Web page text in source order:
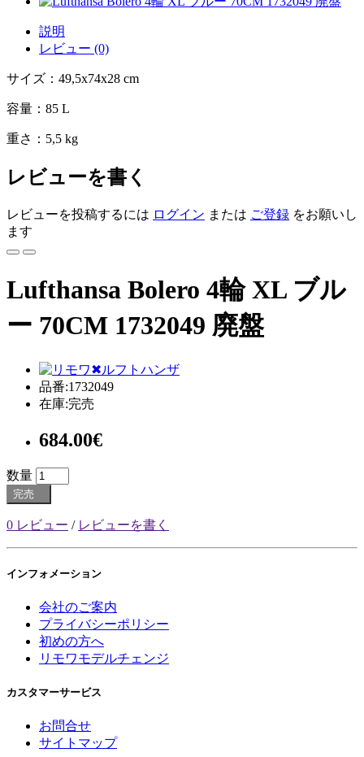
説明
レビュー (0)
サイズ：49,5x74x28 cm
容量：85 L
重さ：5,5 kg
レビューを書く
レビューを投稿するには ログイン または ご登録 をお願いし
ます
Lufthansa Bolero 4輪 XL ブル
ー 70CM 1732049 廃盤
品番:1732049
在庫:完売
684.00€
数量
完売
0 レビュー / レビューを書く
インフォメーション
会社のご案内
プライバシーポリシー
初めの方へ
リモワモデルチェンジ
カスタマーサービス
お問合せ
サイトマップ